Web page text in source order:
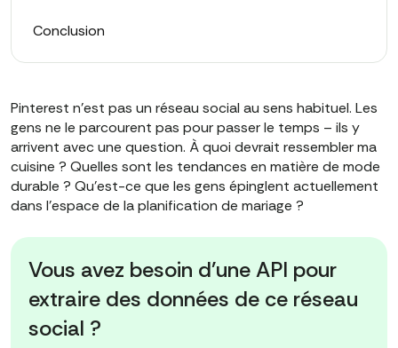
Conclusion
Pinterest n'est pas un réseau social au sens habituel. Les
gens ne le parcourent pas pour passer le temps – ils y
arrivent avec une question. À quoi devrait ressembler ma
cuisine ? Quelles sont les tendances en matière de mode
durable ? Qu'est-ce que les gens épinglent actuellement
dans l'espace de la planification de mariage ?
Vous avez besoin d'une API pour
extraire des données de ce réseau
social ?